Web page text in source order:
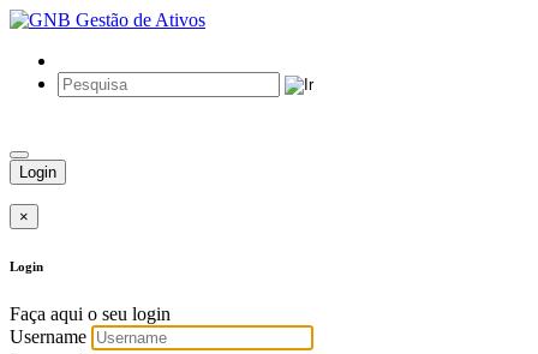
Login
×
Login
Faça aqui o seu login
Username